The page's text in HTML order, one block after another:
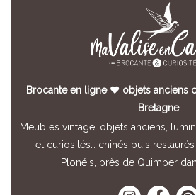
Brocante en ligne ♥ objets anciens
Bretagne
Meubles vintage, objets anciens,
et curiosités… chinés puis
Plonéis, près de Quimper